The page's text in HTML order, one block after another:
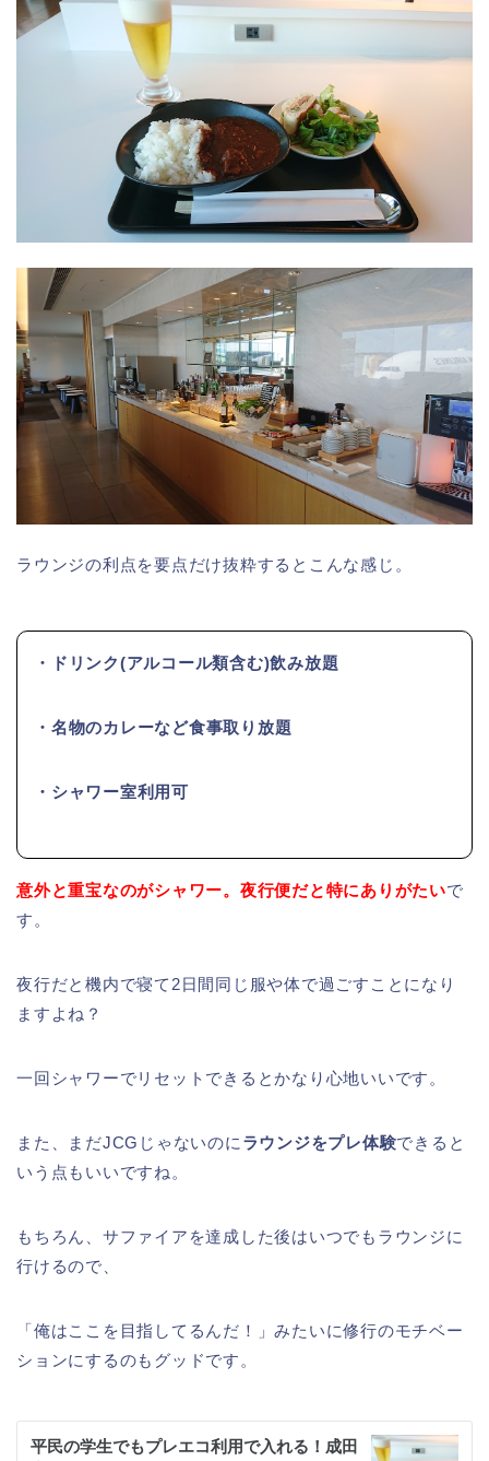
ラウンジの利点を要点だけ抜粋するとこんな感じ。
・ドリンク(アルコール類含む)飲み放題
・名物のカレーなど食事取り放題
・シャワー室利用可
意外と重宝なのがシャワー。夜行便だと特にありがたいで
す。
夜行だと機内で寝て2日間同じ服や体で過ごすことになり
ますよね？
一回シャワーでリセットできるとかなり心地いいです。
また、まだJCGじゃないのに ラウンジをプレ体験できると
いう点もいいですね。
もちろん、サファイアを達成した後はいつでもラウンジに
行けるので、
「俺はここを目指してるんだ！」みたいに修行のモチベー
ションにするのもグッドです。